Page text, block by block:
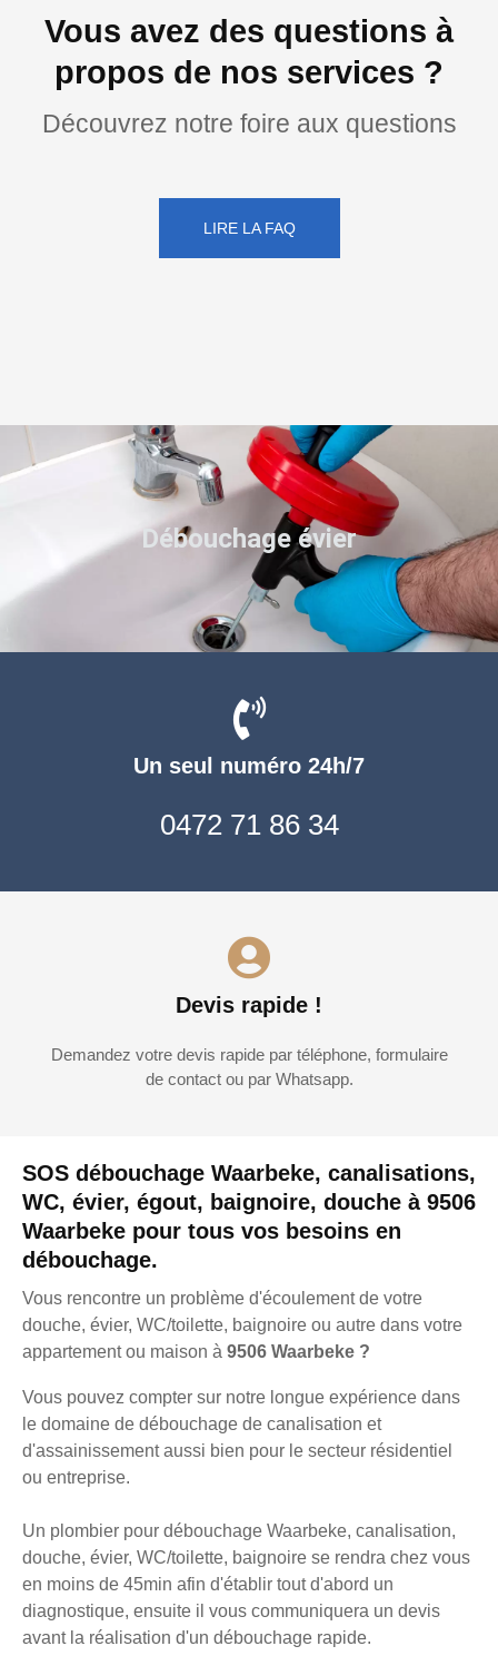
Vous avez des questions à
propos de nos services ?
Découvrez notre foire aux questions
LIRE LA FAQ
SOS débouchage Waarbeke, canalisations,
WC, évier, égout, baignoire, douche à 9506
Waarbeke pour tous vos besoins en
débouchage.
Vous rencontre un problème d'écoulement de votre
douche, évier, WC/toilette, baignoire ou autre dans votre
appartement ou maison à 9506 Waarbeke ?
Vous pouvez compter sur notre longue expérience dans
le domaine de débouchage de canalisation et
d'assainissement aussi bien pour le secteur résidentiel
ou entreprise.
Un plombier pour débouchage Waarbeke, canalisation,
douche, évier, WC/toilette, baignoire se rendra chez vous
en moins de 45min afin d'établir tout d'abord un
diagnostique, ensuite il vous communiquera un devis
avant la réalisation d'un débouchage rapide.
Un seul numéro 24h/7
0472 71 86 34
Devis rapide !
Demandez votre devis rapide par téléphone, formulaire
de contact ou par Whatsapp.
Débouchage évier